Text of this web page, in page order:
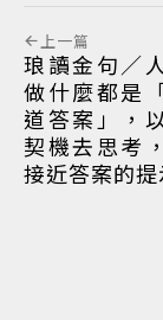
上一篇
琅讀金句／
做什麼都是
道答案」，
契機去思考
接近答案的提